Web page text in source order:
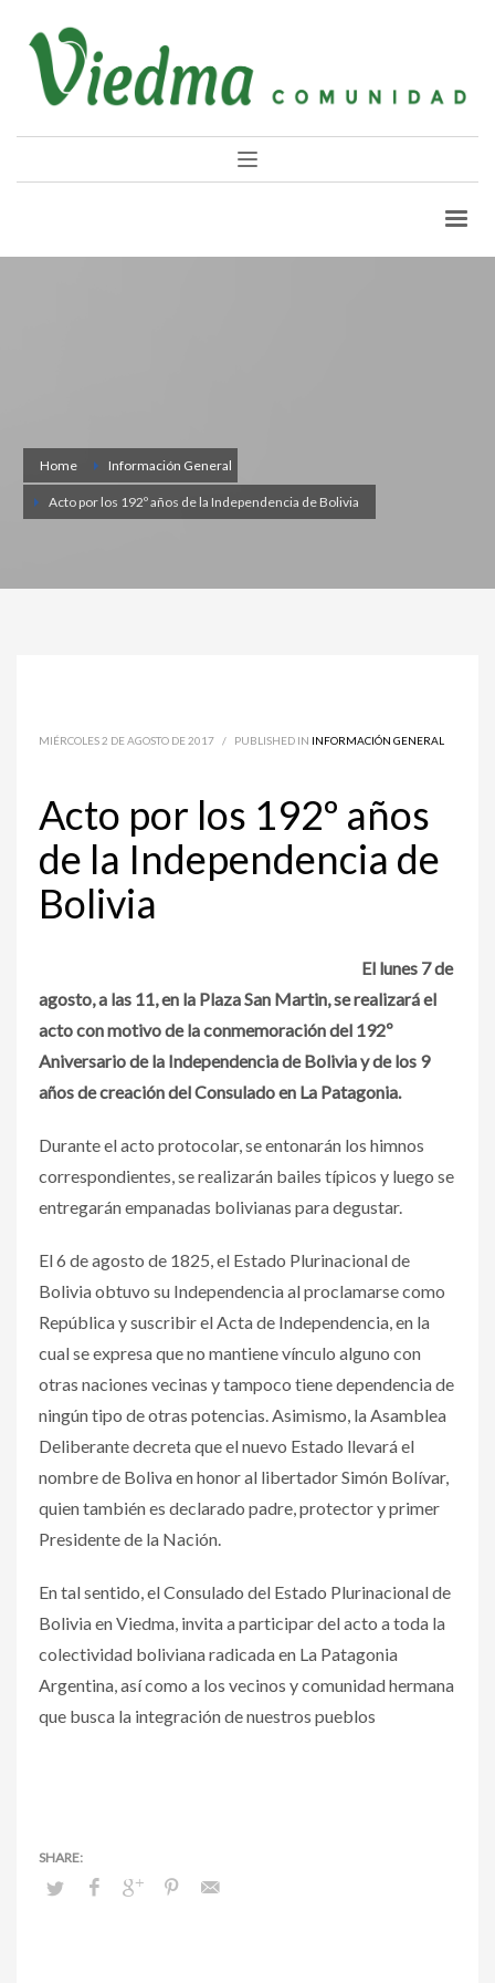
Home Información General
Acto por los 192º años de la Independencia de Bolivia
MIÉRCOLES 2 DE AGOSTO DE 2017 / PUBLISHED IN INFORMACIÓN GENERAL
Acto por los 192º años
de la Independencia de
Bolivia
El lunes 7 de
agosto, a las 11, en la Plaza San Martin, se realizará el
acto con motivo de la conmemoración del 192º
Aniversario de la Independencia de Bolivia y de los 9
años de creación del Consulado en La Patagonia.
Durante el acto protocolar, se entonarán los himnos
correspondientes, se realizarán bailes típicos y luego se
entregarán empanadas bolivianas para degustar.
El 6 de agosto de 1825, el Estado Plurinacional de
Bolivia obtuvo su Independencia al proclamarse como
República y suscribir el Acta de Independencia, en la
cual se expresa que no mantiene vínculo alguno con
otras naciones vecinas y tampoco tiene dependencia de
ningún tipo de otras potencias. Asimismo, la Asamblea
Deliberante decreta que el nuevo Estado llevará el
nombre de Boliva en honor al libertador Simón Bolívar,
quien también es declarado padre, protector y primer
Presidente de la Nación.
En tal sentido, el Consulado del Estado Plurinacional de
Bolivia en Viedma, invita a participar del acto a toda la
colectividad boliviana radicada en La Patagonia
Argentina, así como a los vecinos y comunidad hermana
que busca la integración de nuestros pueblos